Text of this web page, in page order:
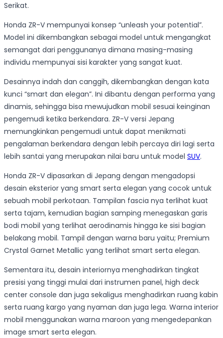
Serikat.
Honda ZR-V mempunyai konsep “unleash your potential”.
Model ini dikembangkan sebagai model untuk mengangkat
semangat dari penggunanya dimana masing-masing
individu mempunyai sisi karakter yang sangat kuat.
Desainnya indah dan canggih, dikembangkan dengan kata
kunci “smart dan elegan”. Ini dibantu dengan performa yang
dinamis, sehingga bisa mewujudkan mobil sesuai keinginan
pengemudi ketika berkendara. ZR-V versi Jepang
memungkinkan pengemudi untuk dapat menikmati
pengalaman berkendara dengan lebih percaya diri lagi serta
lebih santai yang merupakan nilai baru untuk model SUV.
Honda ZR-V dipasarkan di Jepang dengan mengadopsi
desain eksterior yang smart serta elegan yang cocok untuk
sebuah mobil perkotaan. Tampilan fascia nya terlihat kuat
serta tajam, kemudian bagian samping menegaskan garis
bodi mobil yang terlihat aerodinamis hingga ke sisi bagian
belakang mobil. Tampil dengan warna baru yaitu; Premium
Crystal Garnet Metallic yang terlihat smart serta elegan.
Sementara itu, desain interiornya menghadirkan tingkat
presisi yang tinggi mulai dari instrumen panel, high deck
center console dan juga sekaligus menghadirkan ruang kabin
serta ruang kargo yang nyaman dan juga lega. Warna interior
mobil menggunakan warna maroon yang mengedepankan
image smart serta elegan.